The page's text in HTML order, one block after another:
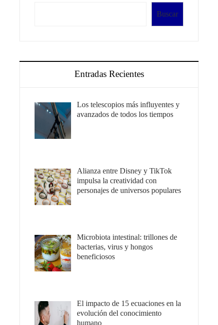
Buscar
Entradas Recientes
Los telescopios más influyentes y
avanzados de todos los tiempos
Alianza entre Disney y TikTok
impulsa la creatividad con
personajes de universos populares
Microbiota intestinal: trillones de
bacterias, virus y hongos
beneficiosos
El impacto de 15 ecuaciones en la
evolución del conocimiento
humano